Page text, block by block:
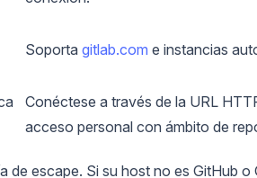
Soporta gitlab.com e instancias
Conéctese a través de la URL
acceso personal con ámbito de
de escape. Si su host no es GitHub